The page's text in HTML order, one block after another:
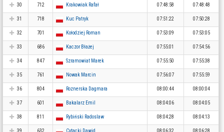
30 712 Krakowiak Rafał 07:48:58 07:48:48
31 718 Kuc Patryk 07:51:22 07:50:28
32 701 Kołodziej Roman 07:53:09 07:53:05
33 686 Kaczor Błażej 07:55:01 07:54:56
34 847 Szramowiat Marek 07:55:50 07:55:38
35 761 Nowak Marcin 07:56:07 07:55:59
36 804 Roznerska Dagmara 08:00:44 08:00:04
37 601 Bakalarz Emil 08:04:06 08:04:05
38 811 Rybiński Radoslaw 08:04:28 08:04:13
39 632 Cytacki Dawid 08:06:32 08:06:28